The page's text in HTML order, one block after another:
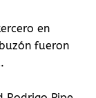
en
fueron